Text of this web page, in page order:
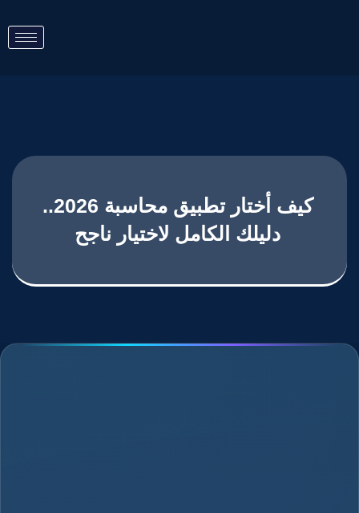
كيف أختار تطبيق محاسبة 2026..
دليلك الكامل لاختيار ناجح